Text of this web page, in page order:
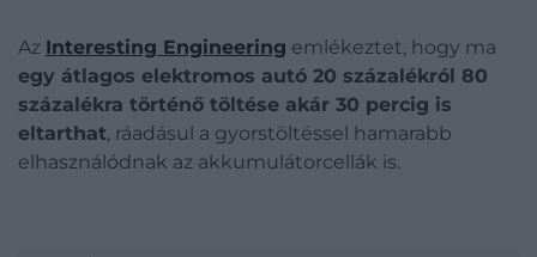
Az Interesting Engineering emlékeztet, hogy ma
egy átlagos elektromos autó 20 százalékról 80
százalékra történő töltése akár 30 percig is
eltarthat, ráadásul a gyorstöltéssel hamarabb
elhasználódnak az akkumulátorcellák is.